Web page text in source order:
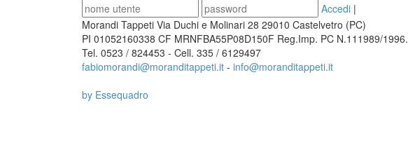
Accedi |
Morandi Tappeti Via Duchi e Molinari 28 29010 Castelvetro (PC)
PI 01052160338 CF MRNFBA55P08D150F Reg.Imp. PC N.111989/1996.
Tel. 0523 / 824453 - Cell. 335 / 6129497
fabiomorandi@moranditappeti.it - info@moranditappeti.it
by Essequadro